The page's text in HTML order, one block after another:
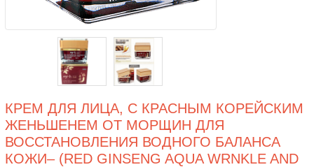
КРЕМ ДЛЯ ЛИЦА, С КРАСНЫМ КОРЕЙСКИМ
ЖЕНЬШЕНЕМ ОТ МОРЩИН ДЛЯ
ВОССТАНОВЛЕНИЯ ВОДНОГО БАЛАНСА
КОЖИ– (RED GINSENG AQUA WRNKLE AND